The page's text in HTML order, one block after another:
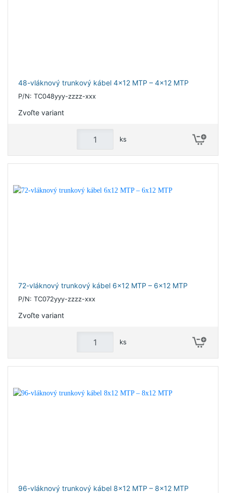
48-vláknový trunkový kábel 4x12 MTP – 4x12 MTP
P/N: TC048yyy-zzzz-xxx
Zvoľte variant
ks
72-vláknový trunkový kábel 6x12 MTP – 6x12 MTP
P/N: TC072yyy-zzzz-xxx
Zvoľte variant
ks
96-vláknový trunkový kábel 8x12 MTP – 8x12 MTP